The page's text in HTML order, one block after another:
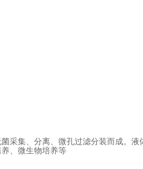
采集、分离、微孔过滤分装而成。液
、微生物培养等